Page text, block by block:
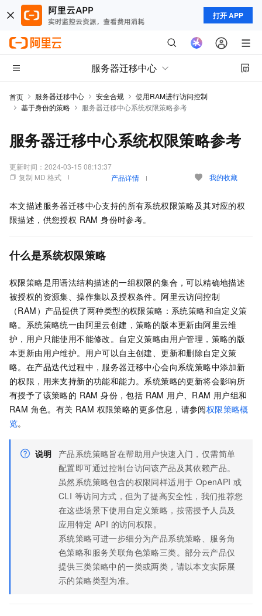
打开 APP
服务器迁移中心
首页 服务器迁移中心 安全合规
使用RAM进行访问控制
基于身份的策略
服务器迁移中心系统权限策略参考
服务器迁移中心系统权限策略参考
更新时间： 2024-03-15 08:13:37
复制 MD 格式
产品详情 我的收藏
本文描述服务器迁移中心支持的所有系统权限策略及其对应的权
限描述，供您授权 RAM 身份时参考。
什么是系统权限策略
权限策略是用语法结构描述的一组权限的集合，可以精确地描述
被授权的资源集、操作集以及授权条件。阿里云访问控制
（RAM）产品提供了两种类型的权限策略：系统策略和自定义策
略。系统策略统一由阿里云创建，策略的版本更新由阿里云维
护，用户只能使用不能修改。自定义策略由用户管理，策略的版
本更新由用户维护。用户可以自主创建、更新和删除自定义策
略。在产品迭代过程中，服务器迁移中心会向系统策略中添加新
的权限，用来支持新的功能和能力。系统策略的更新将会影响所
有授予了该策略的 RAM 身份，包括 RAM 用户、RAM 用户组和
RAM 角色。有关 RAM 权限策略的更多信息，请参阅权限策略概
览。
说明
产品系统策略旨在帮助用户快速入门，仅需简单
配置即可通过控制台访问该产品及其依赖产品。
虽然系统策略包含的权限同样适用于 OpenAPI 或
CLI 等访问方式，但为了提高安全性，我们推荐您
在这些场景下使用自定义策略，按需授予人员及
应用特定 API 的访问权限。
系统策略可进一步细分为产品系统策略、服务角
色策略和服务关联角色策略三类。部分云产品仅
提供三类策略中的一类或两类，请以本文实际展
示的策略类型为准。